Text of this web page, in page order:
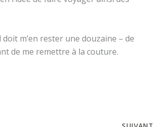
m’en rester une douzaine – de
de me remettre à la couture.